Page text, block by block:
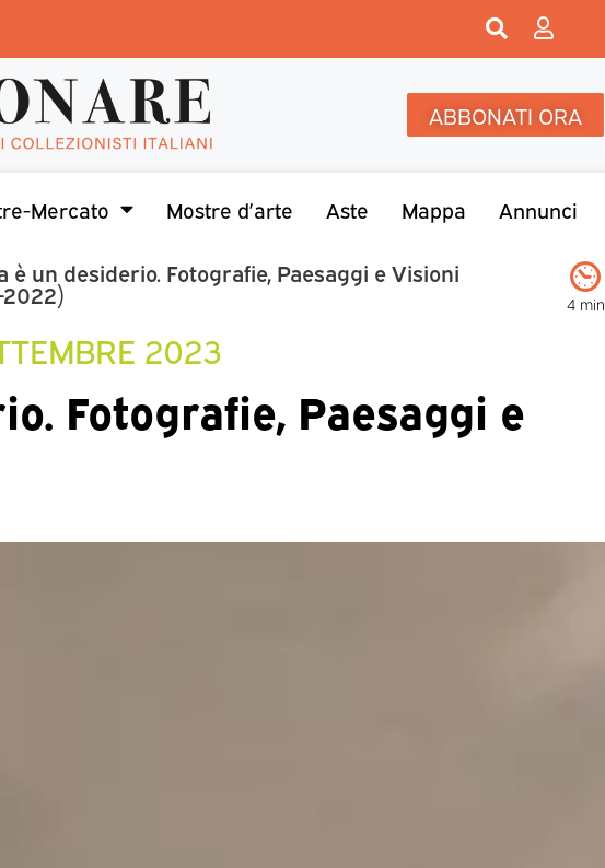
ABBONATI ORA
Mercato Mostre d’arte Aste Mappa Annunci
è un desiderio. Fotografie, Paesaggi e Visioni
2022) 4 min
2023
Fotografie, Paesaggi e